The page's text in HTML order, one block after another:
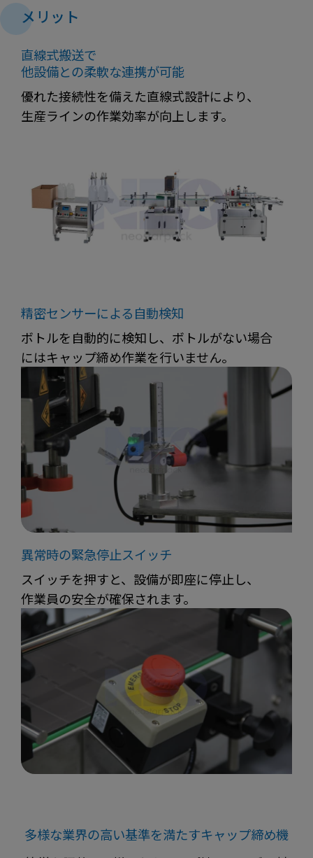
メリット
直線式搬送で
他設備との柔軟な連携が可能
優れた接続性を備えた直線式設計により、
生産ラインの作業効率が向上します。
精密センサーによる自動検知
ボトルを自動的に検知し、ボトルがない場合
にはキャップ締め作業を行いません。
異常時の緊急停止スイッチ
スイッチを押すと、設備が即座に停止し、
作業員の安全が確保されます。
多様な業界の高い基準を満たすキャップ締め機